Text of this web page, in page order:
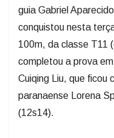
guia Gabriel
conquistou nesta
100m, da classe T11
completou a prova
Cuiqing Liu, que ficou
paranaense Lorena
(12s14).